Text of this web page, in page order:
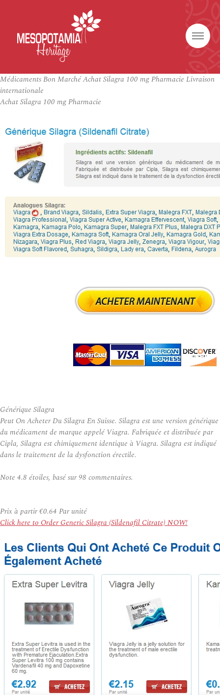
Médicaments Bon Marché Achat Silagra 100 mg Pharmacie Livraison
internationale
Achat Silagra 100 mg Pharmacie
Générique Silagra
Peut On Acheter Du Silagra En Suisse. Silagra est une version générique
du médicament de marque appelé Viagra. Fabriquée et distribuée par
Cipla, Silagra est chimiquement identique à Viagra. Silagra est indiqué
dans le traitement de la dysfonction érectile.
Note 4.8 étoiles, basé sur 98 commentaires.
Prix à partir€0.64 Par unité
Click here to Order Generic Silagra (Sildenafil Citrate) NOW!